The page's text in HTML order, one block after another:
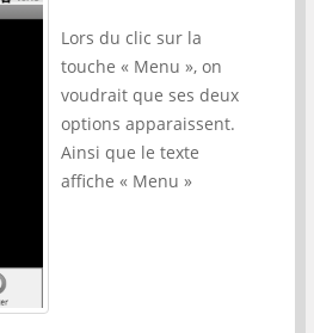
Lors du clic sur la
touche « Menu », on
voudrait que ses deux
options apparaissent.
Ainsi que le texte
affiche « Menu »